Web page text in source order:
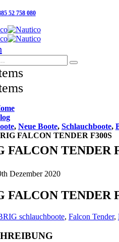
52 758 080
, Neue Boote, Schlauchboote,
FALCON TENDER F300S
FALCON TENDER
Dezember 2020
FALCON TENDER
schlauchboote, Falcon Tender,